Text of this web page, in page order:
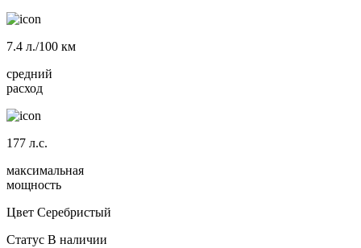
7.4 л./100 км
средний
расход
177 л.с.
максимальная
мощность
Цвет Серебристый
Статус В наличии